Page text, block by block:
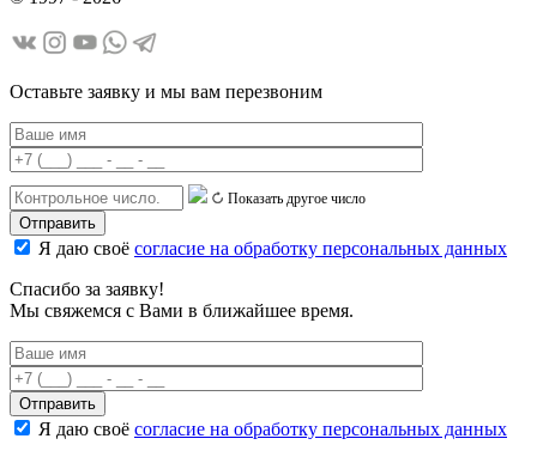
Оставьте заявку и мы вам перезвоним
Показать другое число
Я даю своё согласие на обработку персональных данных
Спасибо за заявку!
Мы свяжемся с Вами в ближайшее время.
Я даю своё согласие на обработку персональных данных